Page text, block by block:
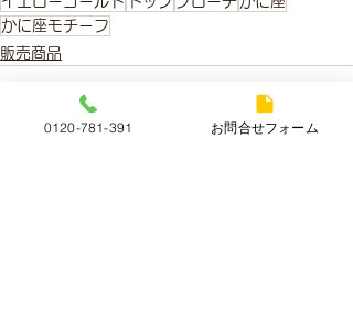
かに座モチーフ
販売商品
0120-781-391 お問合せフォーム